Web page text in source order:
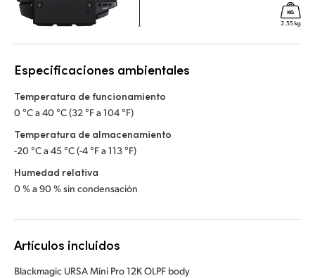
Especificaciones ambientales
Temperatura de funcionamiento
0 °C a 40 °C (32 °F a 104 °F)
Temperatura de almacenamiento
-20 °C a 45 °C (-4 °F a 113 °F)
Humedad relativa
0 % a 90 % sin condensación
Artículos incluidos
Blackmagic URSA Mini Pro 12K OLPF body